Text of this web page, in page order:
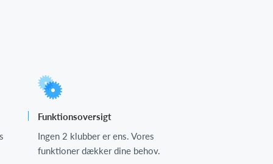
Funktionsoversigt
Ingen 2 klubber er ens. Vores
funktioner dækker dine behov.